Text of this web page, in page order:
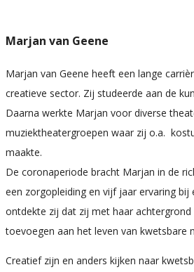
Marjan van Geene
Marjan van Geene heeft een lange
creatieve sector. Zij studeerde aan de
Daarna werkte Marjan voor diverse
muziektheatergroepen waar zij o.a.
maakte.
De coronaperiode bracht Marjan in de
een zorgopleiding en vijf jaar ervaring bij
ontdekte zij dat zij met haar achtergrond
toevoegen aan het leven van kwetsbare
Creatief zijn en anders kijken naar